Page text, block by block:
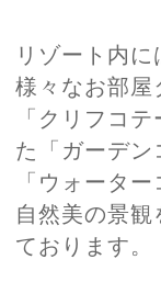
リゾート内
様々なお部屋
「クリフコ
た「ガーデン
「ウォータ
自然美の景観
ております。